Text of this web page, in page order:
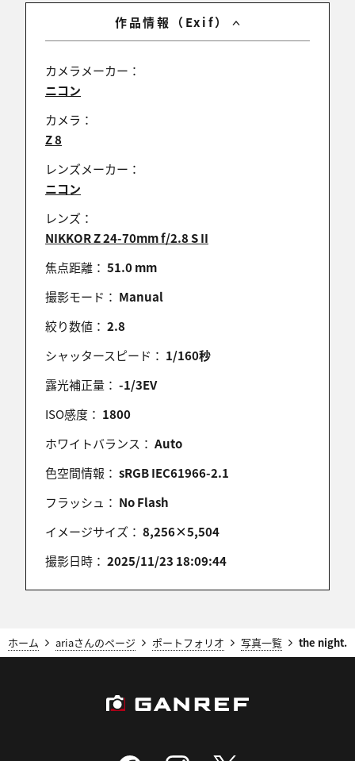
ok-storeさん
モデルさんの魅力をなんとか表現したい、と構図を
追い込んでみました
翠 森男
いますね。ナイスショット！
2025/11/24 20:55:59
凝視してしまう瞳の描写、とても素敵だと思います。
2025/11/24 20:49:24
KYさん
2日間ありがとうございました！！
またぜひ、ご一緒したいです！🙇‍♂️✨
作品情報（Exif）
カメラメーカー：
ニコン
カメラ：
Z 8
レンズメーカー：
ニコン
レンズ：
NIKKOR Z 24-70mm f/2.8 S II
焦点距離： 51.0 mm
撮影モード： Manual
絞り数値： 2.8
シャッタースピード： 1/160秒
露光補正量： -1/3EV
ISO感度： 1800
ホワイトバランス： Auto
色空間情報： sRGB IEC61966-2.1
フラッシュ： No Flash
イメージサイズ： 8,256×5,504
撮影日時： 2025/11/23 18:09:44
ホーム ariaさんのページ ポートフォリオ 写真一覧 the night.